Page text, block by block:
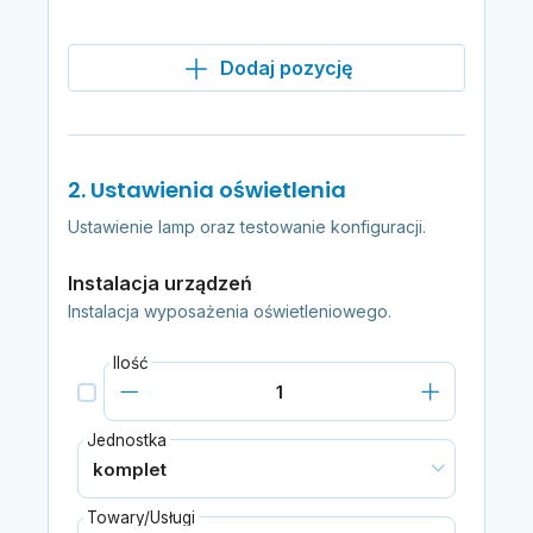
Dodaj pozycję
2. Ustawienia oświetlenia
Ustawienie lamp oraz testowanie konfiguracji.
Instalacja urządzeń
Instalacja wyposażenia oświetleniowego.
Ilość
Jednostka
Towary/Usługi